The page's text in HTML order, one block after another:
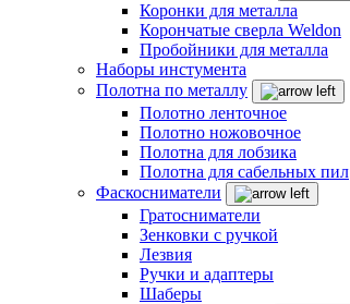
Коронки для металла
Корончатые сверла Weldon
Пробойники для металла
Наборы инстумента
Полотна по металлу
Полотно ленточное
Полотно ножовочное
Полотна для лобзика
Полотна для сабельных пил
Фаскосниматели
Гратосниматели
Зенковки с ручкой
Лезвия
Ручки и адаптеры
Шаберы